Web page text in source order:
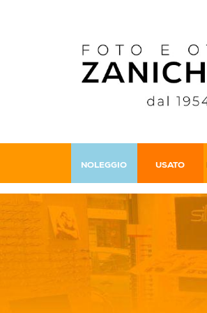
NOLEGGIO USATO